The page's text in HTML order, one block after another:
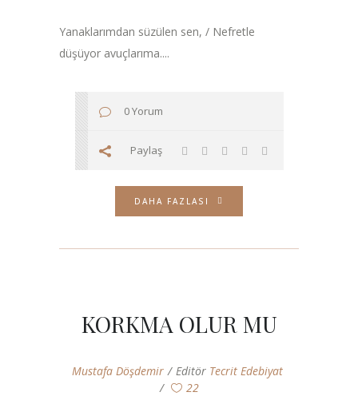
Yanaklarımdan süzülen sen, / Nefretle
düşüyor avuçlarıma....
0 Yorum
Paylaş
DAHA FAZLASI
KORKMA OLUR MU
Mustafa Döşdemir Editör Tecrit Edebiyat
22